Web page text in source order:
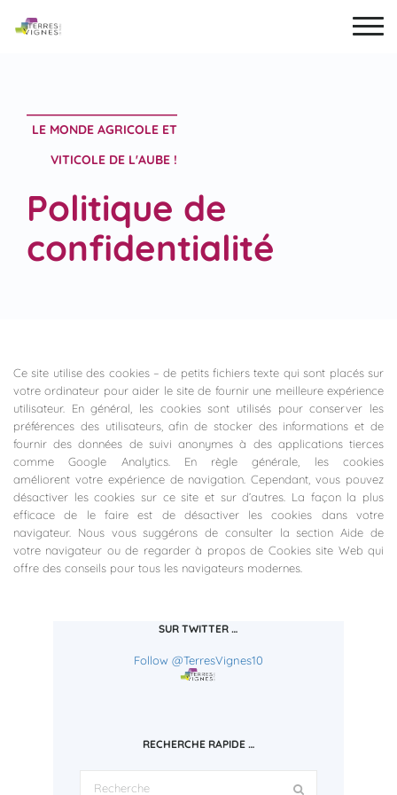
LE MONDE AGRICOLE ET
VITICOLE DE L'AUBE !
Politique de
confidentialité
Ce site utilise des cookies – de petits fichiers texte qui sont placéssur
votre ordinateur pour aider le site de fournir une meilleure expérience
utilisateur. En général, les cookies sont utilisés pour conserver les
préférences des utilisateurs, afin de stocker des informationset de
fournir des données de suivi anonymes à des applications tierces
comme Google Analytics. En règle générale, les cookies
améliorent votre expérience de navigation.Cependant, vous pouvez
désactiver les cookies sur ce site et sur d’autres. La façon la plus
efficace de le faireest de désactiver les cookies dans votre
navigateur. Nous vous suggérons de consulterla section Aide de
votre navigateur ou de regarder à propos de Cookiessite Web qui
offre des conseils pour tous les navigateurs modernes.
SUR TWITTER …
Follow @TerresVignes10
RECHERCHE RAPIDE …